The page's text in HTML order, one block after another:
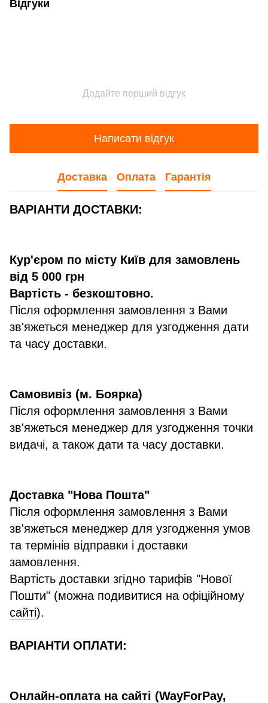
Відгуки
Додайте перший відгук
Написати відгук
Доставка Оплата Гарантія
ВАРІАНТИ ДОСТАВКИ:
Кур'єром по місту Київ для замовлень
від 5 000 грн
Вартість - безкоштовно.
Після оформлення замовлення з Вами
зв'яжеться менеджер для узгодження дати
та часу доставки.
Самовивіз (м. Боярка)
Після оформлення замовлення з Вами
зв'яжеться менеджер для узгодження точки
видачі, а також дати та часу доставки.
Доставка "Нова Пошта"
Після оформлення замовлення з Вами
зв'яжеться менеджер для узгодження умов
та термінів відправки і доставки
замовлення.
Вартість доставки згідно тарифів "Нової
Пошти" (можна подивитися на офіційному
сайті).
ВАРІАНТИ ОПЛАТИ:
Онлайн-оплата на сайті (WayForPay,